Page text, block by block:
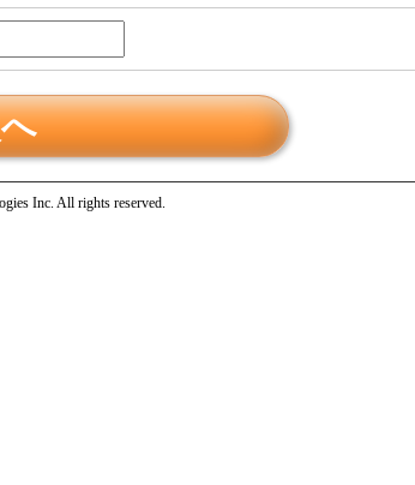
Inc. All rights reserved.